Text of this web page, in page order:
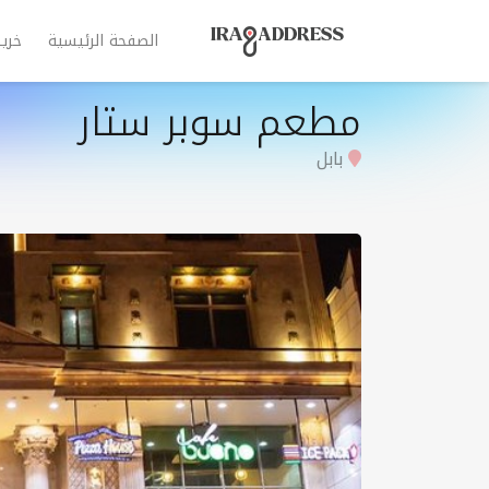
الصفحة الرئيسية
مطعم سوبر ستار
بابل